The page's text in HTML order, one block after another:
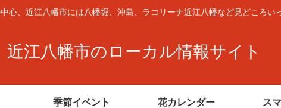
心、近江八幡市には八幡堀、沖島、ラコリーナ近江八幡など見どころい
近江八幡市のローカル情報サイト
季節イベント 花カレンダー ス